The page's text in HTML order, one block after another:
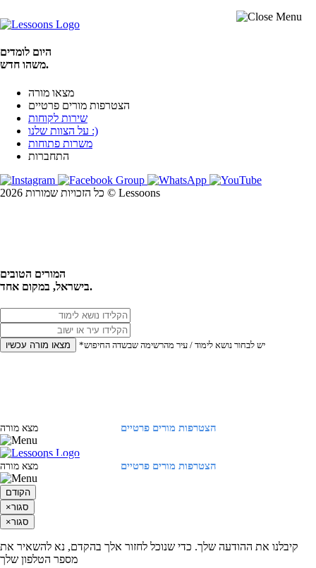
היום לומדים
משהו חדש.
מצאו מורה
הצטרפות מורים פרטיים
שירות לקוחות
על הצוות שלנו :)
משרות פתוחות
התחברות
כל הזכויות שמורות 2026 © Lessoons
המורים הטובים
בישראל, במקום אחד.
מצאו מורה עכשיו *יש לבחור נושא לימוד / עיר מהרשימה שבשדה החיפוש
הצטרפות מורים פרטיים מצא מורה
הצטרפות מורים פרטיים מצא מורה
הקודם
×סגור
×סגור
קיבלנו את ההודעה שלך. כדי שנוכל לחזור אלך בהקדם, נא להשאיר את
מספר הטלפון שלך